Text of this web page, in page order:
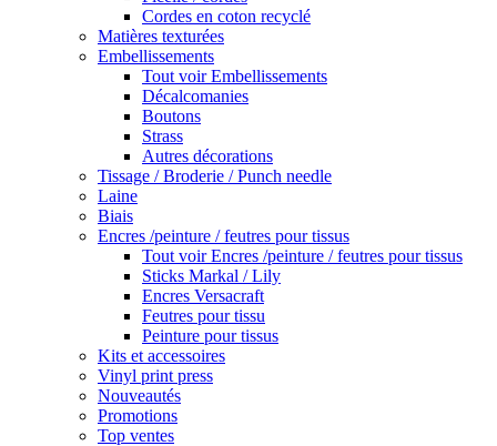
Cordes en coton recyclé
Matières texturées
Embellissements
Tout voir Embellissements
Décalcomanies
Boutons
Strass
Autres décorations
Tissage / Broderie / Punch needle
Laine
Biais
Encres /peinture / feutres pour tissus
Tout voir Encres /peinture / feutres pour tissus
Sticks Markal / Lily
Encres Versacraft
Feutres pour tissu
Peinture pour tissus
Kits et accessoires
Vinyl print press
Nouveautés
Promotions
Top ventes